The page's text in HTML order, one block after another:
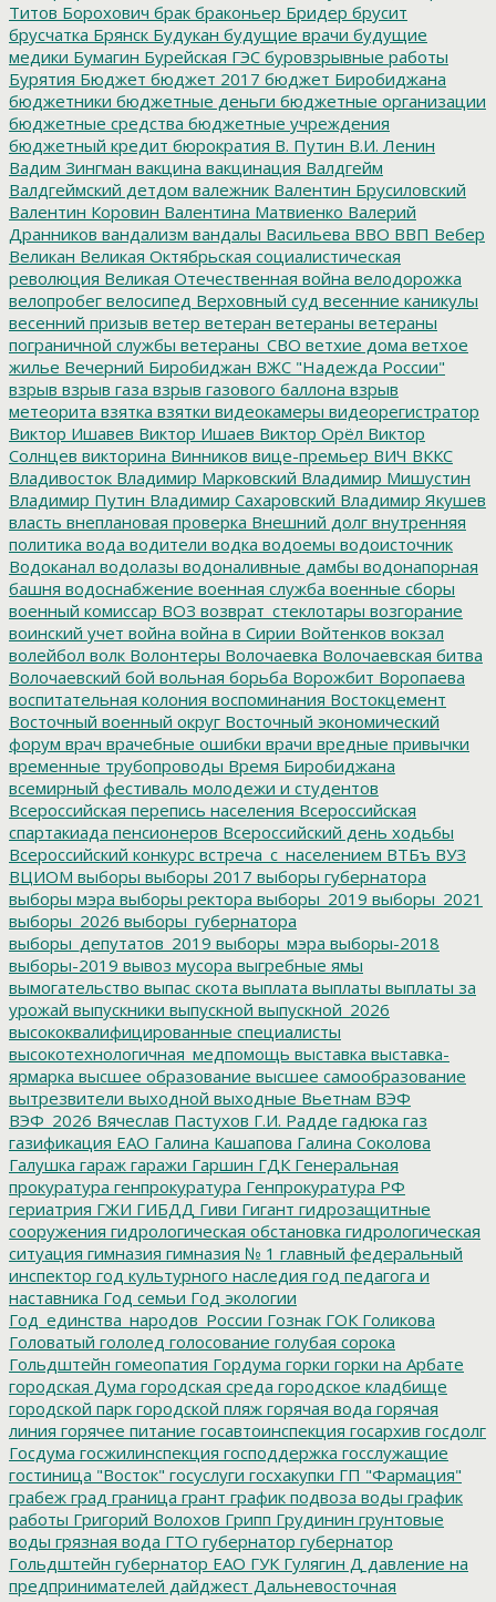
Титов Борохович брак браконьер Бридер брусит
брусчатка Брянск Будукан будущие врачи будущие
медики Бумагин Бурейская ГЭС буровзрывные работы
Бурятия Бюджет бюджет 2017 бюджет Биробиджана
бюджетники бюджетные деньги бюджетные организации
бюджетные средства бюджетные учреждения
бюджетный кредит бюрократия В. Путин В.И. Ленин
Вадим Зингман вакцина вакцинация Валдгейм
Валдгеймский детдом валежник Валентин Брусиловский
Валентин Коровин Валентина Матвиенко Валерий
Дранников вандализм вандалы Васильева ВВО ВВП Вебер
Великан Великая Октябрьская социалистическая
революция Великая Отечественная война велодорожка
велопробег велосипед Верховный суд весенние каникулы
весенний призыв ветер ветеран ветераны ветераны
пограничной службы ветераны_СВО ветхие дома ветхое
жилье Вечерний Биробиджан ВЖС "Надежда России"
взрыв взрыв газа взрыв газового баллона взрыв
метеорита взятка взятки видеокамеры видеорегистратор
Виктор Ишавев Виктор Ишаев Виктор Орёл Виктор
Солнцев викторина Винников вице-премьер ВИЧ ВККС
Владивосток Владимир Марковский Владимир Мишустин
Владимир Путин Владимир Сахаровский Владимир Якушев
власть внеплановая проверка Внешний долг внутренняя
политика вода водители водка водоемы водоисточник
Водоканал водолазы водоналивные дамбы водонапорная
башня водоснабжение военная служба военные сборы
военный комиссар ВОЗ возврат_стеклотары возгорание
воинский учет война война в Сирии Войтенков вокзал
волейбол волк Волонтеры Волочаевка Волочаевская битва
Волочаевский бой вольная борьба Ворожбит Воропаева
воспитательная колония воспоминания Востокцемент
Восточный военный округ Восточный экономический
форум врач врачебные ошибки врачи вредные привычки
временные трубопроводы Время Биробиджана
всемирный фестиваль молодежи и студентов
Всероссийская перепись населения Всероссийская
спартакиада пенсионеров Всероссийский день ходьбы
Всероссийский конкурс встреча_с_населением ВТБъ ВУЗ
ВЦИОМ выборы выборы 2017 выборы губернатора
выборы мэра выборы ректора выборы_2019 выборы_2021
выборы_2026 выборы_губернатора
выборы_депутатов_2019 выборы_мэра выборы-2018
выборы-2019 вывоз мусора выгребные ямы
вымогательство выпас скота выплата выплаты выплаты за
урожай выпускники выпускной выпускной_2026
высококвалифицированные специалисты
высокотехнологичная_медпомощь выставка выставка-
ярмарка высшее образование высшее самообразование
вытрезвители выходной выходные Вьетнам ВЭФ
ВЭФ_2026 Вячеслав Пастухов Г.И. Радде гадюка газ
газификация ЕАО Галина Кашапова Галина Соколова
Галушка гараж гаражи Гаршин ГДК Генеральная
прокуратура генпрокуратура Генпрокуратура РФ
гериатрия ГЖИ ГИБДД Гиви Гигант гидрозащитные
сооружения гидрологическая обстановка гидрологическая
ситуация гимназия гимназия № 1 главный федеральный
инспектор год культурного наследия год педагога и
наставника Год семьи Год экологии
Год_единства_народов_России Гознак ГОК Голикова
Головатый гололед голосование голубая сорока
Гольдштейн гомеопатия Гордума горки горки на Арбате
городская Дума городская среда городское кладбище
городской парк городской пляж горячая вода горячая
линия горячее питание госавтоинспекция госархив госдолг
Госдума госжилинспекция господдержка госслужащие
гостиница "Восток" госуслуги госхакупки ГП "Фармация"
грабеж град граница грант график подвоза воды график
работы Григорий Волохов Грипп Грудинин грунтовые
воды грязная вода ГТО губернатор губернатор
Гольдштейн губернатор ЕАО ГУК Гулягин Д давление на
предпринимателей дайджест Дальневосточная